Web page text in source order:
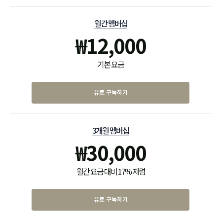
월간 멤버십
₩12,000
기본 요금
유료 구독하기
3개월 멤버십
₩30,000
월간 요금 대비 17% 저렴
유료 구독하기